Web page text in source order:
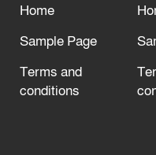
Home
Sample Page
Terms and
conditions